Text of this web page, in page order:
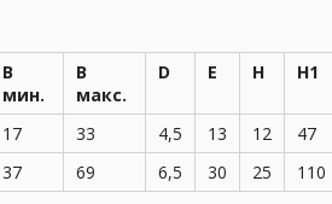
В
мин.
В
макс.
D E H H1
17 33 4,5 13 12 47
37 69 6,5 30 25 110